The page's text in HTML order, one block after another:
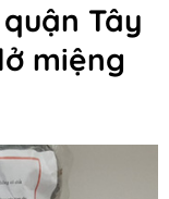
Tây
miệng